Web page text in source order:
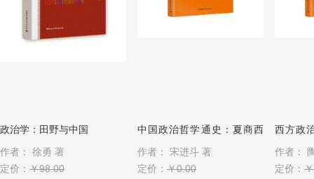
政治学：田野与中国
作者：
徐勇 著
定价： ￥98.00
中国政治哲学通史：夏商西
作者：
宋进斗 著
定价： ￥0.00
西方政
作者：
定价：